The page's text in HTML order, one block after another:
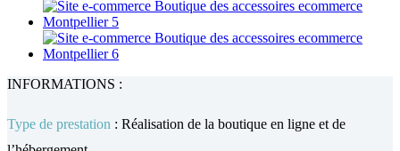
INFORMATIONS :
Type de prestation : Réalisation de la boutique en ligne et de